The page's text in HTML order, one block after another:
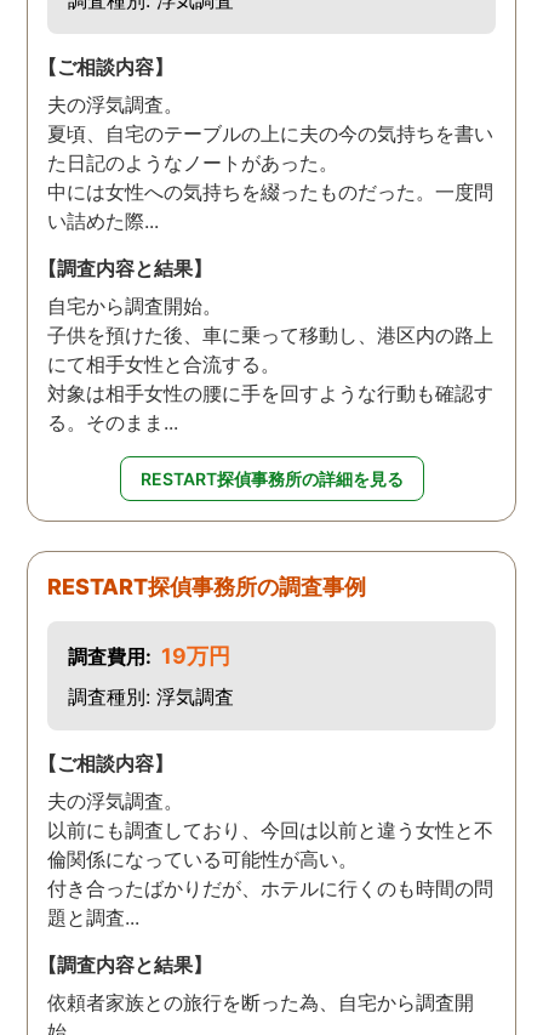
【ご相談内容】
夫の浮気調査。
夏頃、自宅のテーブルの上に夫の今の気持ちを書い
た日記のようなノートがあった。
中には女性への気持ちを綴ったものだった。一度問
い詰めた際...
【調査内容と結果】
自宅から調査開始。
子供を預けた後、車に乗って移動し、港区内の路上
にて相手女性と合流する。
対象は相手女性の腰に手を回すような行動も確認す
る。そのまま...
RESTART探偵事務所の詳細を見る
RESTART探偵事務所の調査事例
調査費用: 19万円
調査種別: 浮気調査
【ご相談内容】
夫の浮気調査。
以前にも調査しており、今回は以前と違う女性と不
倫関係になっている可能性が高い。
付き合ったばかりだが、ホテルに行くのも時間の問
題と調査...
【調査内容と結果】
依頼者家族との旅行を断った為、自宅から調査開